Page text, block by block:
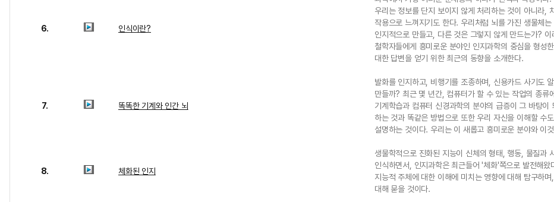
6. 인식이란?
우리는 정보를 단지 보이지 않게 처리하는 것이 아니라,
작용으로 느껴지기도 한다. 우리처럼 뇌를 가진 생물체
인지적으로 만들고, 다른 것은 그렇지 않게 만드는가?
철학자들에게 흥미로운 분야인 인지과학의 중심을 형성
대한 답변을 얻기 위한 최근의 동향을 소개한다.
7. 똑똑한 기계와 인간 뇌
발화를 인지하고, 비행기를 조종하며, 신용카드 사기
만들까? 최근 몇 년간, 컴퓨터가 할 수 있는 작업의 종류
기계학습과 컴퓨터 신경과학의 분야의 급증이 그 바탕
하는 것과 똑같은 방법으로 또한 우리 자신을 이해할 수
설명하는 것이다. 우리는 이 새롭고 흥미로운 분야와 이
8. 체화된 인지
생물학적으로 진화된 지능이 신체의 형태, 행동, 물질과
인식하면서, 인지과학은 최근들어 '체화'쪽으로 발전해
지능적 주체에 대한 이해에 미치는 영향에 대해 탐구하
대해 묻을 것이다.